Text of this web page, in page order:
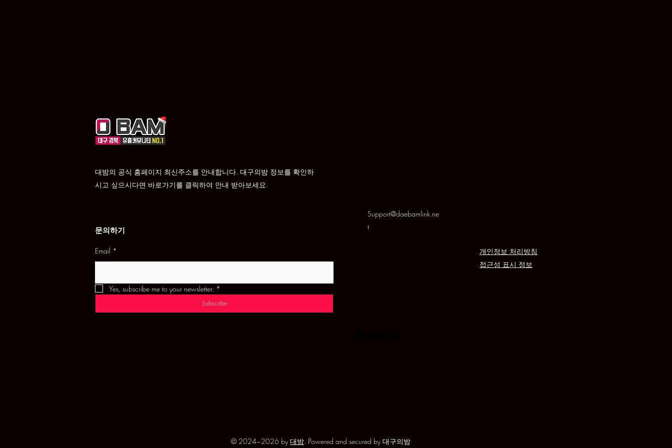
대밤의 공식 홈페이지 최신주소를 안내합니다. 대구의밤 정보를 확인하
시고 싶으시다면 바로가기를 클릭하여 안내 받아보세요.
문의하기
Email *
Yes, subscribe me to your newsletter. *
Subscribe
Support@daebamlink.ne
t
개인정보 처리방침
접근성 표시 정보
© 2024~2026 by대밤 . Powered and secured by 대구의밤